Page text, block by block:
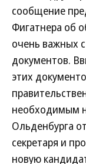
сообщение
Фигатнера об
очень важных
документов.
этих
необходимым
Ольденбурга
секретаря и
новую